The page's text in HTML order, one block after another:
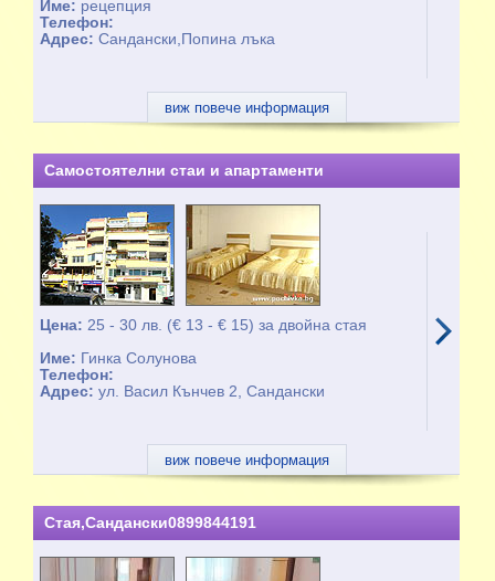
Име: рецепция
Телефон:
Адрес:Сандански,Попина лъка
виж повече информация
Самостоятелни стаи и апартаменти
Цена: 25 - 30 лв. (€ 13 - € 15) за двойна стая
Име: Гинка Солунова
Телефон:
Адрес:ул. Васил Кънчев 2, Сандански
виж повече информация
Стая,Сандански0899844191